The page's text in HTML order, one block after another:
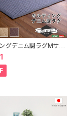
グデニム調ラグMサイ
オールシーズ
め付き、手洗い対応【D
ッド-】 DRG-M